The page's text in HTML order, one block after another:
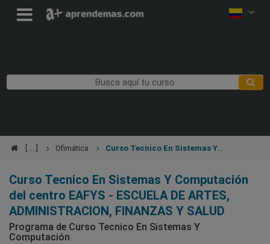
Ofimática
Curso Tecnico En Sistemas Y Computación
del centro EAFYS - ESCUELA DE ARTES,
ADMINISTRACION, FINANZAS Y SALUD
Programa de Curso Tecnico En Sistemas Y
Computación